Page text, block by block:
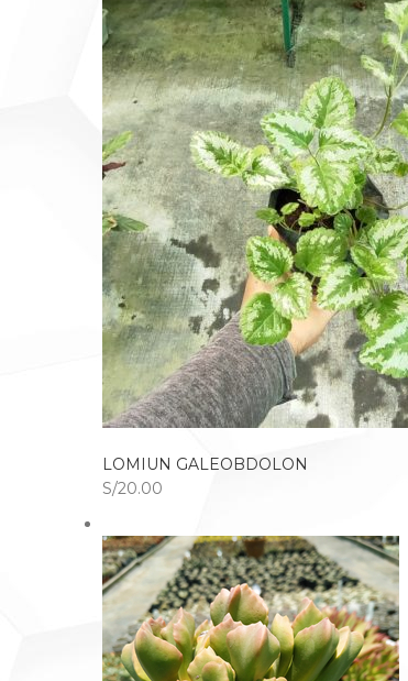
LOMIUN GALEOBDOLON
S/20.00